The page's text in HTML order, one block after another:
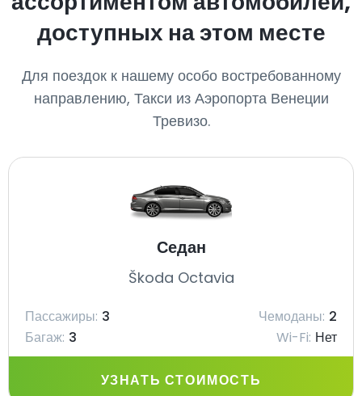
доступных на этом месте
Для поездок к нашему особо востребованному
направлению, Такси из Аэропорта Венеции
Тревизо.
Седан
Škoda Octavia
Пассажиры: 3 Чемоданы: 2
Багаж: 3 Wi-Fi: Нет
УЗНАТЬ СТОИМОСТЬ